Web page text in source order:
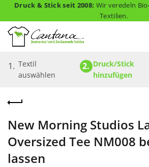
Druck & Stick seit 2008: Wir veredeln
Textilien.
1. Textil
auswählen
2. Druck/Stick
hinzufügen
New Morning Studios
Oversized Tee NM008
lassen